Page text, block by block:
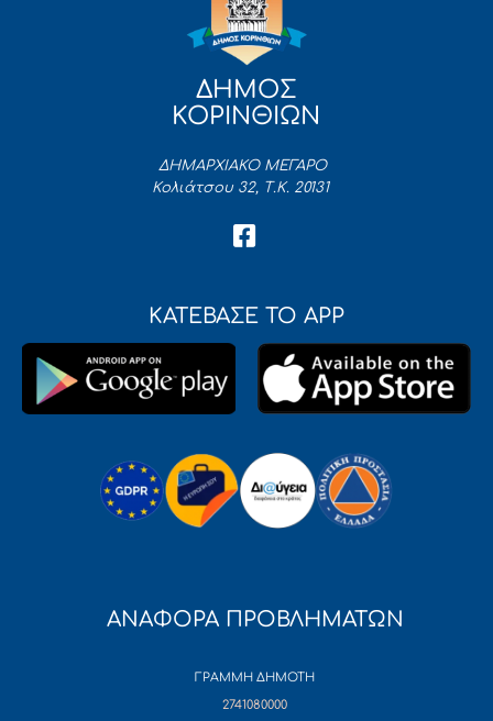
ΔΗΜΟΣ
ΚΟΡΙΝΘΙΩΝ
ΔΗΜΑΡΧΙΑΚΟ ΜΕΓΑΡΟ
Κολιάτσου 32, Τ.Κ. 20131
ΚΑΤΕΒΑΣΕ ΤΟ APP
ΑΝΑΦΟΡΑ ΠΡΟΒΛΗΜΑΤΩΝ
ΓΡΑΜΜΗ ΔΗΜΟΤΗ
2741080000